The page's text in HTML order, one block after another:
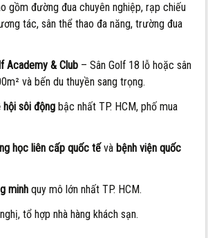
gồm đường đua chuyên nghiệp, rạp chiếu
tác, sân thể thao đa năng, trường đua
Academy & Club – Sân Golf 18 lỗ hoặc sân
và bến du thuyền sang trọng.
hội sôi động bậc nhất TP. HCM, phố mua
học liên cấp quốc tếvà bệnh viện quốc
minh quy mô lớn nhất TP. HCM.
tổ hợp nhà hàng khách sạn.